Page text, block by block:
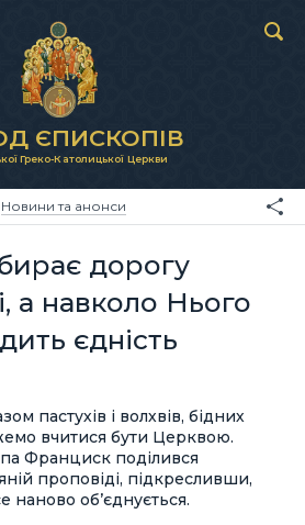
ЄПИСКОПІВ
Греко-Католицької Церкви
Новини та анонси
дорогу
а навколо Нього
єдність
пастухів і волхвів, бідних
вчитися бути Церквою.
Франциск поділився
проповіді, підкресливши,
наново об’єднується.